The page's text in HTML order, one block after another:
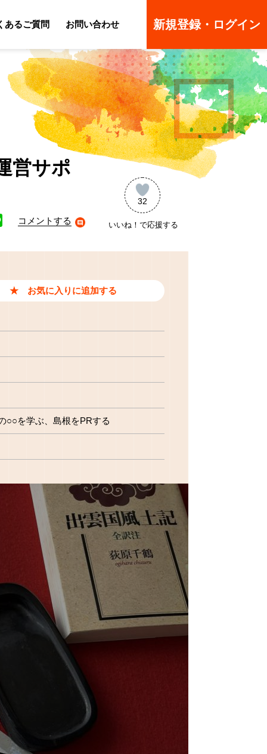
あるご質問
お問い合わせ 新規登録・ログイン
営サポ
コメントする
32
いいね！で応援する
○○を学ぶ 島根をPRする